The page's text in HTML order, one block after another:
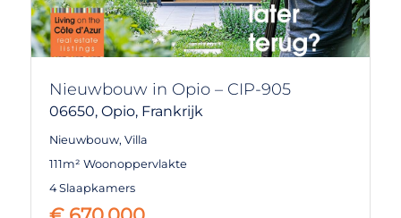
Nieuwbouw in Opio – CIP-905
06650, Opio, Frankrijk
Nieuwbouw, Villa
111m² Woonoppervlakte
4 Slaapkamers
Stad
Antibes
Auribeau sur Siagne
Beausoleil
Biot
Cagnes sur mer